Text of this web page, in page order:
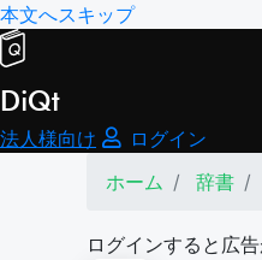
本文へスキップ
DiQt
法人様向け
ログイン
ホーム
辞書
ログインすると広